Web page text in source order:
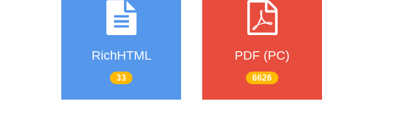
RichHTML
33
PDF (PC)
6626